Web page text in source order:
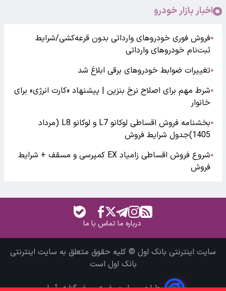
اخبار بازار خودرو
●فروش فوری خودروهای وارداتی بدون قرعه‌کشی/شرایط
ثبت‌نام خودروهای وارداتی
●تغییرات ضوابط خودروهای برقی ابلاغ شد
●شرط مهم برای اصلاح نرخ بنزین | پیشنهاد «کارت انرژی» برای
خانوار
●
بخشنامه فروش اقساطی لوکانو L7 و لوکانو L8 (مرداد
1405)جدول شرایط فروش
●
شروع فروش اقساطی زامیاد EX کمپرسی و مسقف + شرایط
فروش
درباره ماتماس با ما
سایت اینترنتی بانک اول © کلیه حقوق متعلق به سایت اینترنتی
بانک اول است
طراحی سایت خبری و خبرگزاری آسام